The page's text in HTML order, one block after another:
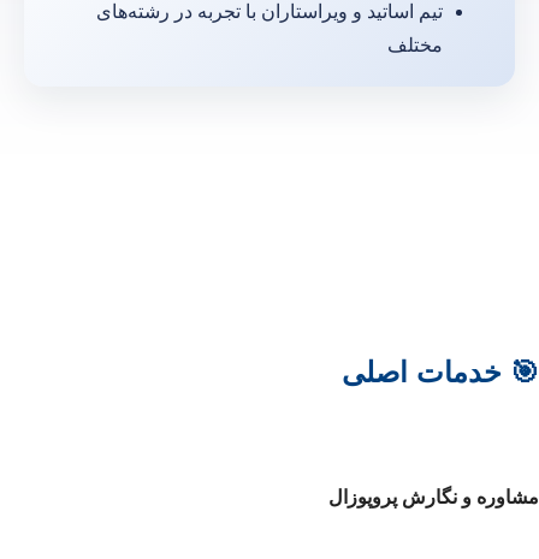
تیم اساتید و ویراستاران با تجربه در رشته‌های
مختلف
🎯 خدمات اصلی
مشاوره و نگارش پروپوزال